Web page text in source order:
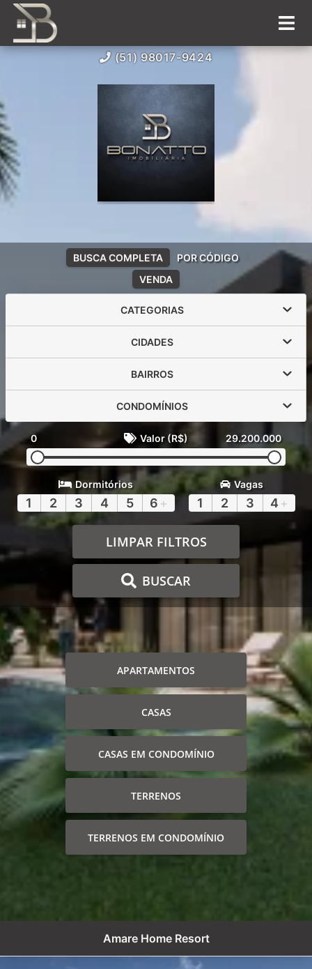
(51) 98017-9424
VENDA
BUSCA COMPLETA POR CÓDIGO
CATEGORIAS
CIDADES
BAIRROS
CONDOMÍNIOS
0 Valor (R$) 29.200.000
Dormitórios
1 2 3 4 5 6 +
Vagas
1 2 3 4 +
LIMPAR FILTROS
BUSCAR
APARTAMENTOS
CASAS
CASAS EM CONDOMÍNIO
TERRENOS
TERRENOS EM CONDOMÍNIO
Amare Home Resort